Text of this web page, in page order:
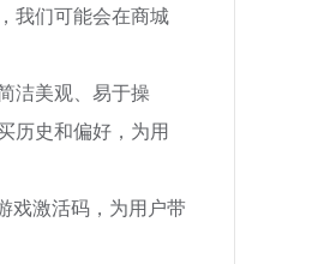
我们可能会在商城
洁美观、易于操
历史和偏好，为用
戏激活码，为用户带